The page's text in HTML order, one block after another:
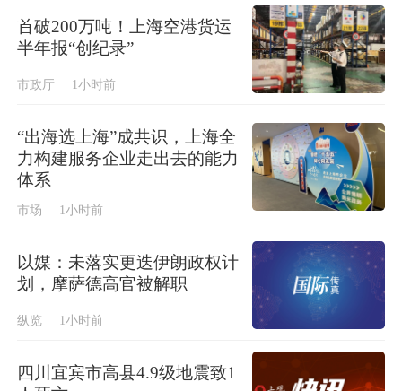
首破200万吨！上海空港货运
半年报“创纪录”
市政厅 1小时前
“出海选上海”成共识，上海全
力构建服务企业走出去的能力
体系
市场 1小时前
以媒：未落实更迭伊朗政权计
划，摩萨德高官被解职
纵览 1小时前
四川宜宾市高县4.9级地震致1